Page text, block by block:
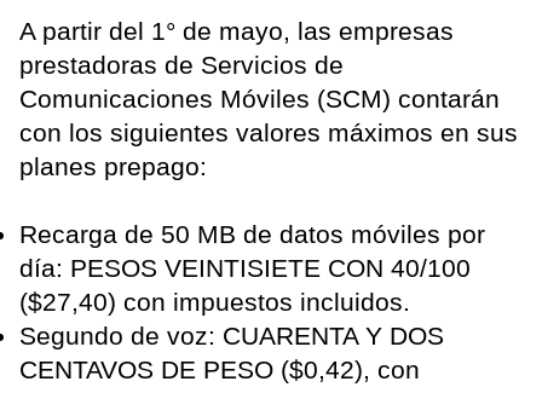
A partir del 1° de mayo, las empresas
prestadoras de Servicios de
Comunicaciones Móviles (SCM) contarán
con los siguientes valores máximos en sus
planes prepago:
Recarga de 50 MB de datos móviles por
día: PESOS VEINTISIETE CON 40/100
($27,40) con impuestos incluidos.
Segundo de voz: CUARENTA Y DOS
CENTAVOS DE PESO ($0,42), con